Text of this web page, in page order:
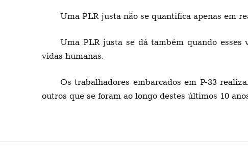
Uma PLR justa não se quantifica apenas em
Uma PLR justa se dá também quando
vidas humanas.
Os trabalhadores embarcados em P-33
outros que se foram ao longo destes últimos 10